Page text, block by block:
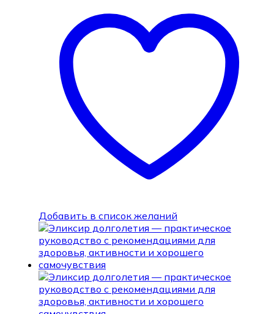
Добавить в список желаний